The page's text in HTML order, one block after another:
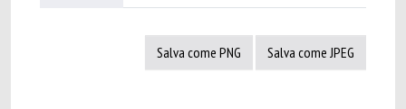
Salva come PNG Salva come JPEG